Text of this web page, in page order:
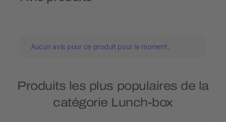
Aucun avis pour ce produit pour le moment.
Produits les plus populaires de la
catégorie Lunch-box